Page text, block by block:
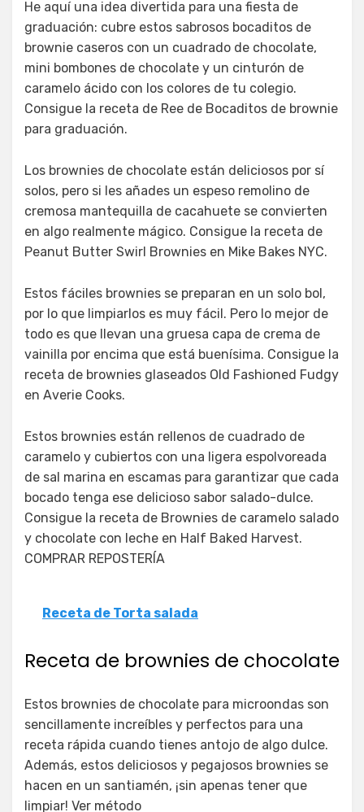
He aquí una idea divertida para una fiesta de
graduación: cubre estos sabrosos bocaditos de
brownie caseros con un cuadrado de chocolate,
mini bombones de chocolate y un cinturón de
caramelo ácido con los colores de tu colegio.
Consigue la receta de Ree de Bocaditos de brownie
para graduación.
Los brownies de chocolate están deliciosos por sí
solos, pero si les añades un espeso remolino de
cremosa mantequilla de cacahuete se convierten
en algo realmente mágico. Consigue la receta de
Peanut Butter Swirl Brownies en Mike Bakes NYC.
Estos fáciles brownies se preparan en un solo bol,
por lo que limpiarlos es muy fácil. Pero lo mejor de
todo es que llevan una gruesa capa de crema de
vainilla por encima que está buenísima. Consigue la
receta de brownies glaseados Old Fashioned Fudgy
en Averie Cooks.
Estos brownies están rellenos de cuadrado de
caramelo y cubiertos con una ligera espolvoreada
de sal marina en escamas para garantizar que cada
bocado tenga ese delicioso sabor salado-dulce.
Consigue la receta de Brownies de caramelo salado
y chocolate con leche en Half Baked Harvest.
COMPRAR REPOSTERÍA
Receta de Torta salada
Receta de brownies de chocolate
Estos brownies de chocolate para microondas son
sencillamente increíbles y perfectos para una
receta rápida cuando tienes antojo de algo dulce.
Además, estos deliciosos y pegajosos brownies se
hacen en un santiamén, ¡sin apenas tener que
limpiar! Ver método